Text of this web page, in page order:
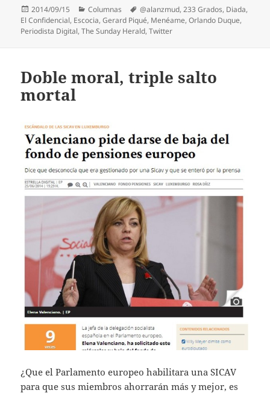
Publicado
el
2014/09/15 Categorías
Columnas Etiquetas
@alanzmud,233 Grados, Diada,
El Confidencial, Escocia,Gerard Piqué, Menéame,Orlando Duque,
Periodista Digital,The Sunday Herald,Twitter
Doble moral, triple salto
mortal
¿Que el Parlamento europeo habilitara una SICAV
para que sus miembros ahorrarán más y mejor, es